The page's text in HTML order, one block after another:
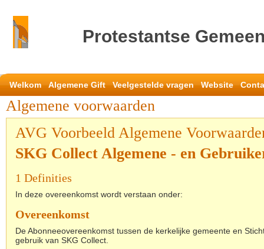
Protestantse
Welkom Algemene Gift Veelgestelde vragen Website
Algemene voorwaarden
AVG Voorbeeld Algemene
SKG Collect Algemene - en
1 Definities
In deze overeenkomst wordt verstaan onder:
Overeenkomst
De Abonneeovereenkomst tussen de kerkelijke gemeente en
gebruik van SKG Collect.